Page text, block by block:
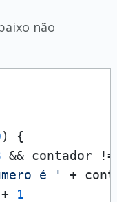
não
) {
&& contador
é '
+
1